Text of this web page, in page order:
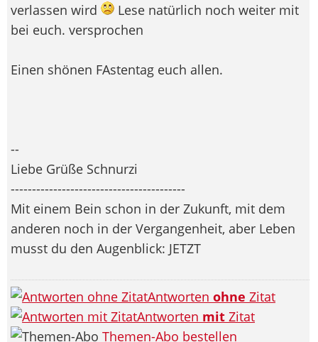
verlassen wird
Lese natürlich noch weiter mit
bei euch. versprochen
Einen shönen FAstentag euch allen.
--
Liebe Grüße Schnurzi
-----------------------------------------
Mit einem Bein schon in der Zukunft, mit dem
anderen noch in der Vergangenheit, aber Leben
musst du den Augenblick: JETZT
Antworten ohne Zitat
Antworten mit Zitat
Themen-Abo bestellen